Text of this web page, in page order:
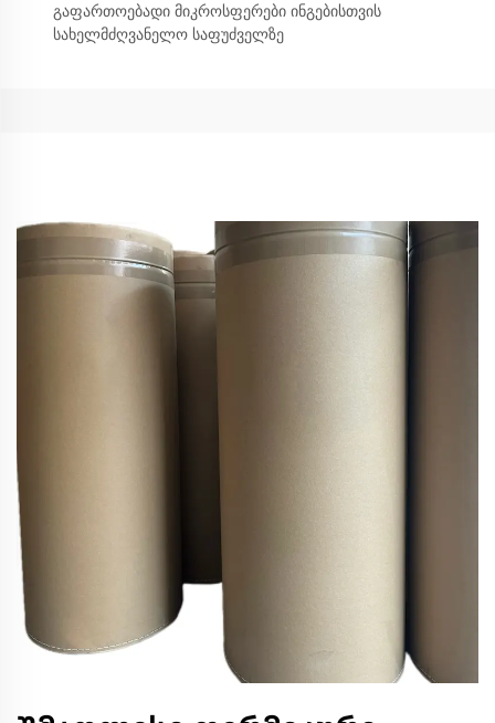
გაფართოებადი მიკროსფერები ინგებისთვის
სახელმძღვანელო საფუძველზე